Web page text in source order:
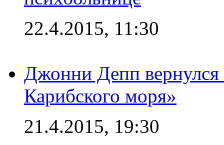
22.4.2015, 11:30
Джонни Депп
Карибского моря»
21.4.2015, 19:30